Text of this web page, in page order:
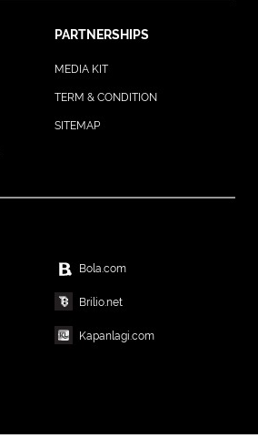
PARTNERSHIPS
MEDIA KIT
TERM & CONDITION
SITEMAP
Bola.com
Brilio.net
Kapanlagi.com